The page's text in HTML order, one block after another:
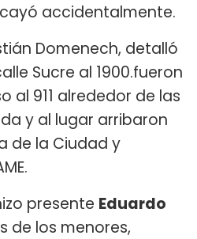
accidentalmente.
Domenech, detalló
Sucre al 1900.fueron
al 911 alrededor de las
y al lugar arribaron
de la Ciudad y
presente Eduardo
de los menores,